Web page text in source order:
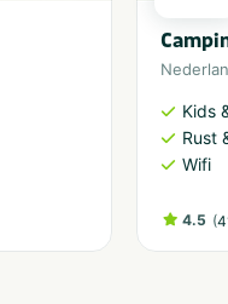
Kids
Rust
Wifi
4.5 (